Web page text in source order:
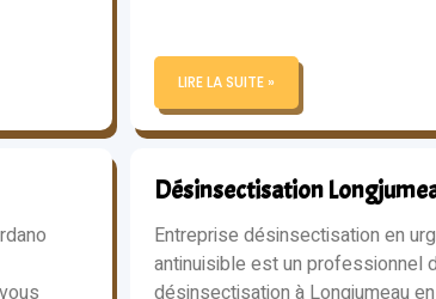
LIRE LA SUITE »
Désinsectisation
Entreprise désinsectisation en
antinuisible est un professionnel